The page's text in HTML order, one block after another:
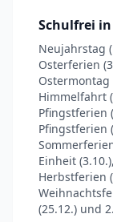
Schulfrei
Neujahrstag
Osterferien
Ostermontag
Himmelfahrt
Pfingstferien
Pfingstferien
Einheit
Herbstferien
(25.12.) und